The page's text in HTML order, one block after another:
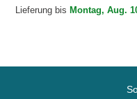
von The No.1 Face
Lieferung bis Montag, Aug.